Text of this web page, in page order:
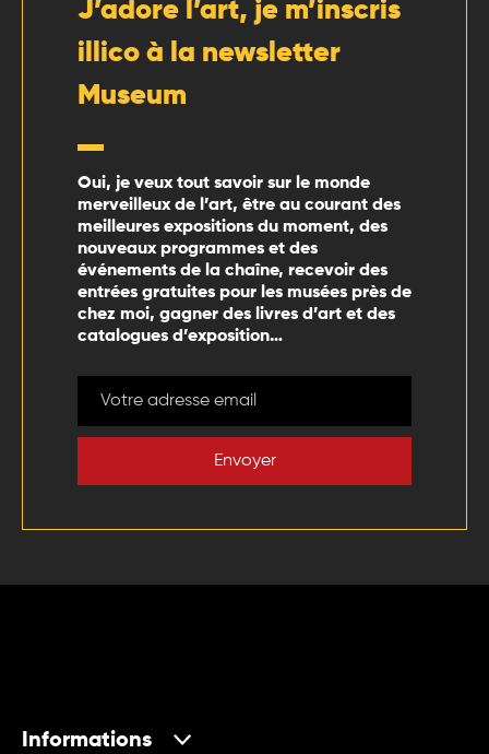
J’adore l’art, je m’inscris
illico à la newsletter
Museum
Oui, je veux tout savoir sur le monde
merveilleux de l’art, être au courant des
meilleures expositions du moment, des
nouveaux programmes et des
événements de la chaîne, recevoir des
entrées gratuites pour les musées près de
chez moi, gagner des livres d’art et des
catalogues d’exposition…
Envoyer
Informations